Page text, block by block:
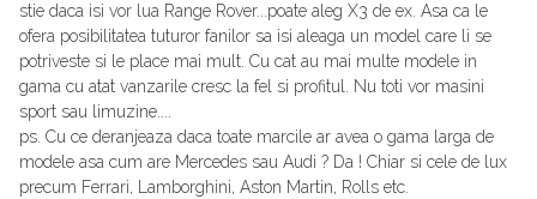
stie daca isi vor lua Range Rover...poate aleg X3 de ex. Asa ca le
ofera posibilitatea tuturor fanilor sa isi aleaga un model care li se
potriveste si le place mai mult. Cu cat au mai multe modele in
gama cu atat vanzarile cresc la fel si profitul. Nu toti vor masini
sport sau limuzine....
ps. Cu ce deranjeaza daca toate marcile ar avea o gama larga de
modele asa cum are Mercedes sau Audi ? Da ! Chiar si cele de lux
precum Ferrari, Lamborghini, Aston Martin, Rolls etc.